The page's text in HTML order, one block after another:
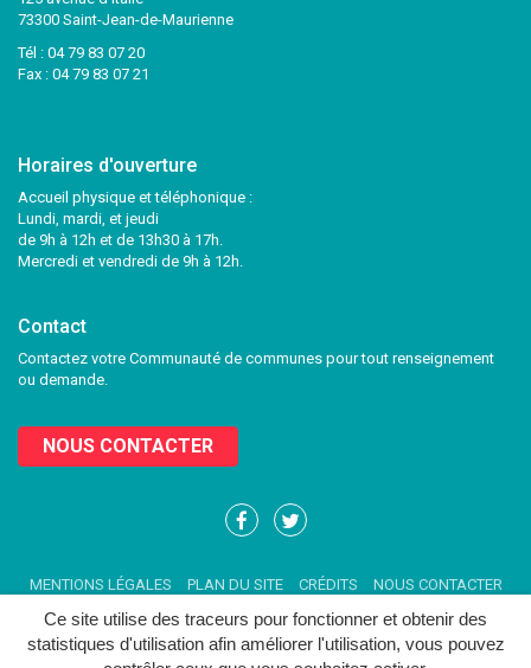
Ce site utilise des traceurs pour fonctionner et obtenir des
statistiques d'utilisation afin améliorer l'utilisation, vous pouvez
73300 Saint-Jean-de-Maurienne
Tél : 04 79 83 07 20
Fax : 04 79 83 07 21
Horaires d'ouverture
Accueil physique et téléphonique :
Lundi, mardi, et jeudi
de 9h à 12h et de 13h30 à 17h.
Mercredi et vendredi de 9h à 12h.
Contact
Contactez votre Communauté de communes pour tout renseignement
ou demande.
NOUS CONTACTER
Lien
compte
Facebook
Lien
compte
Twitter
MENTIONS LÉGALES PLAN DU SITE CRÉDITS NOUS CONTACTER